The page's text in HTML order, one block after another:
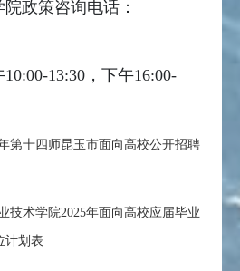
政策咨询电话：
13:30，下午16:00-
第十四师昆玉市面向高校公开招聘
技术学院2025年面向高校应届毕业
计划表